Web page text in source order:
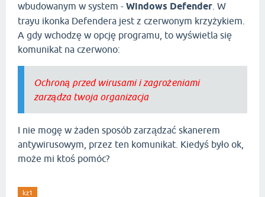
wbudowanym w system - Windows Defender . W
trayu ikonka Defendera jest z czerwonym krzyżykiem.
A gdy wchodzę w opcję programu, to wyświetla się
komunikat na czerwono:
Ochroną przed wirusami i zagrożeniami
zarządza twoja organizacja
I nie mogę w żaden sposób zarządzać skanerem
antywirusowym, przez ten komunikat. Kiedyś było ok,
może mi ktoś pomóc?
kz1